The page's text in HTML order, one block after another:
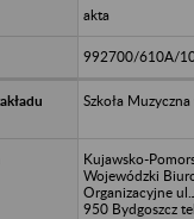
akta
992700/610A/
Szkoła
Kujawsko-
Wojewódzki
Organizacyjne
950 Bydgoszcz